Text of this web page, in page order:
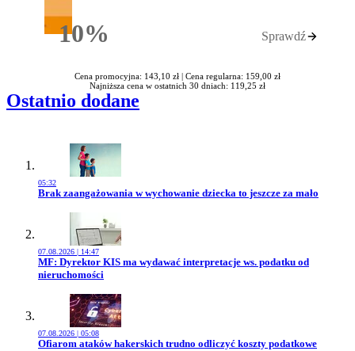
10%Rabatu Sprawdź
Cena promocyjna: 143,10 zł | Cena regularna: 159,00 zł
Najniższa cena w ostatnich 30 dniach: 119,25 zł
Ostatnio dodane
05:32
Przejdź do artykułu:
Brak zaangażowania w wychowanie dziecka to jeszcze za mało
07.08.2026 | 14:47
Przejdź do artykułu:
MF: Dyrektor KIS ma wydawać interpretacje ws. podatku od
nieruchomości
07.08.2026 | 05:08
Przejdź do artykułu:
Ofiarom ataków hakerskich trudno odliczyć koszty podatkowe